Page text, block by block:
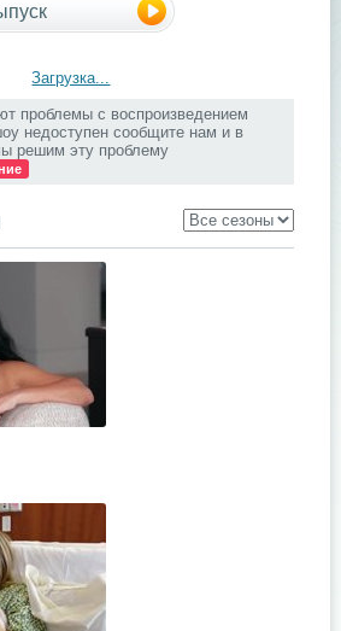
Загрузка...
проблемы с воспроизведением
недоступен сообщите нам и в
решим эту проблему